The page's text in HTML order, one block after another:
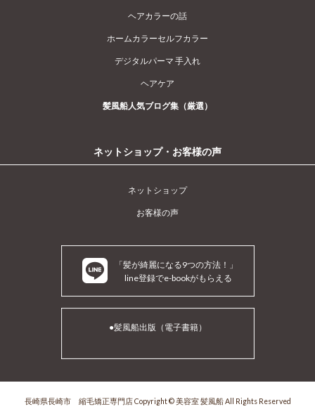
ヘアカラーの話
ホームカラーセルフカラー
デジタルパーマ 手入れ
ヘアケア
髪風船人気ブログ集（厳選）
ネットショップ・お客様の声
ネットショップ
お客様の声
「髪が綺麗になる9つの方法！」
line登録でe-bookがもらえる
●髪風船出版（電子書籍）
長崎県長崎市 縮毛矯正専門店 Copyright © 美容室 髪風船 All Rights Reserved